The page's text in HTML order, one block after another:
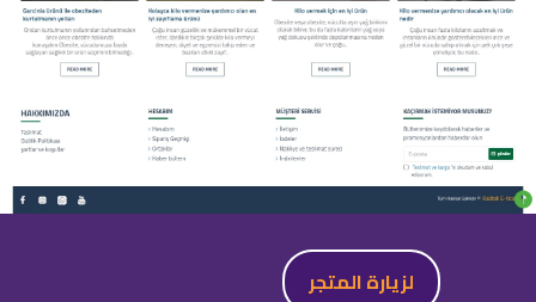
لزيارة المتجر